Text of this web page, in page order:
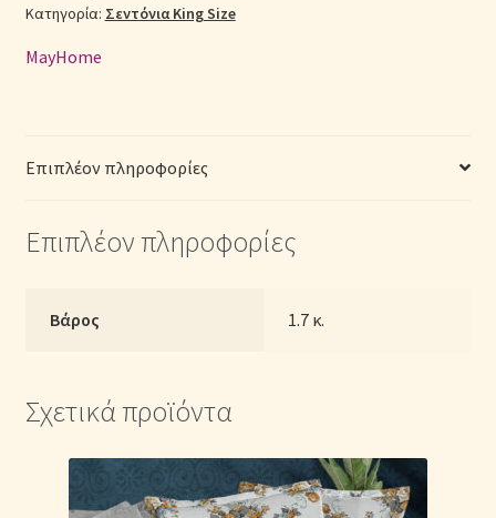
2520646453-
με
x
200cm
30cm)
ποσότητα
Κατηγορία: Σεντόνια King Size
MayHome
Επιπλέον πληροφορίες
Επιπλέον πληροφορίες
Βάρος 1.7 κ.
Σχετικά προϊόντα